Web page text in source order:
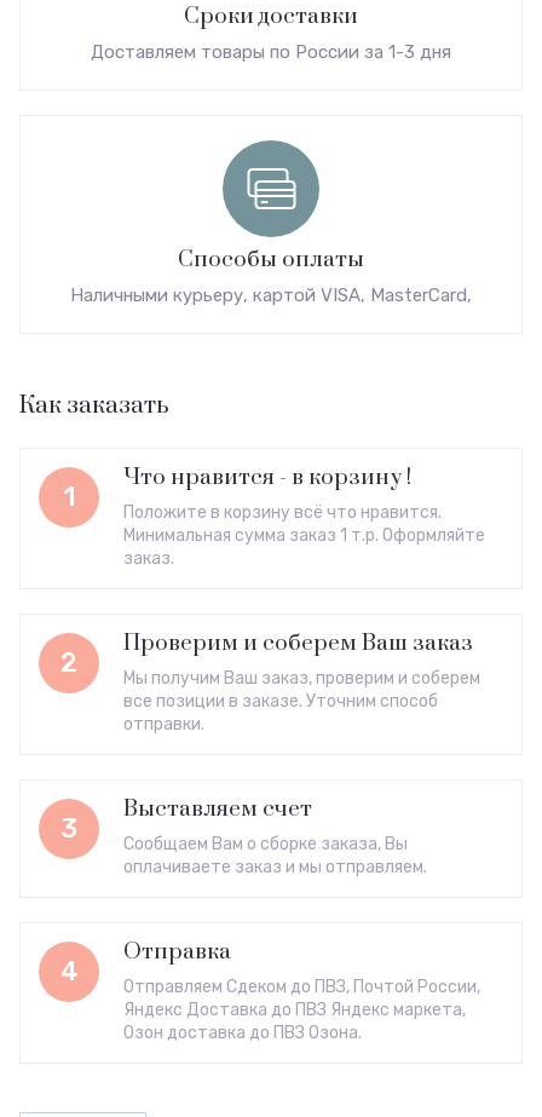
Сроки доставки
Доставляем товары по России за 1-3 дня
Способы оплаты
Наличными курьеру, картой VISA, MasterCard,
Как заказать
1
Что нравится - в корзину !
Положите в корзину всё что нравится.
Минимальная сумма заказ 1 т.р. Оформляйте
заказ.
2
Проверим и соберем Ваш заказ
Мы получим Ваш заказ, проверим и соберем
все позиции в заказе. Уточним способ
отправки.
3
Выставляем счет
Сообщаем Вам о сборке заказа, Вы
оплачиваете заказ и мы отправляем.
4
Отправка
Отправляем Сдеком до ПВЗ, Почтой России,
Яндекс Доставка до ПВЗ Яндекс маркета,
Озон доставка до ПВЗ Озона.